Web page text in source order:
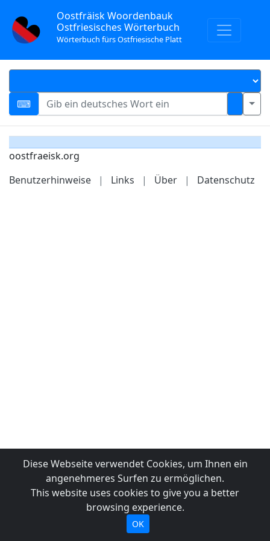
Oostfräisk Woordenbauk
Ostfriesisches Wörterbuch
Wörterbuch fürs Ostfriesische Platt
oostfraeisk.org
Benutzerhinweise
| Links | Über | Datenschutz
Diese Webseite verwendet Cookies, um Ihnen ein
angenehmeres Surfen zu ermöglichen.
This website uses cookies to give you a better
browsing experience.
OK